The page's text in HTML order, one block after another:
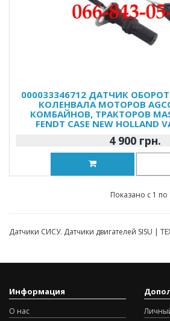
000033346712 ДАТЧИК
КОЛЕНВАЛА МОТОРОВ AGCO
КОМБАЙНОВ, ТРАКТОРОВ
FENDT CASE NEW HOLLAND
4 900 грн.
Показано с 1 по
Датчики СИСУ. Датчики двигателей SISU |
Информация
О нас